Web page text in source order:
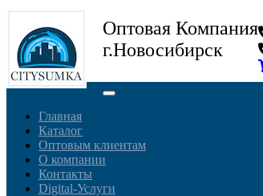
Оптовая Компания
г.Новосибирск
Toggle
Главная
Каталог
Оптовым клиентам
О компании
Контакты
Digital-Услуги